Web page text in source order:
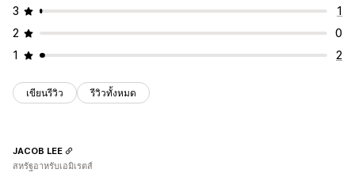
3
1
2
0
1
2
เขียนรีวิว รีวิวทั้งหมด
JACOB LEE
สหรัฐอาหรับเอมิเรตส์